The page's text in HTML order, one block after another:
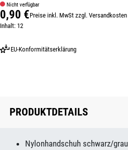
Nicht verfügbar
Regulärer Preis:
0,90 €Preise inkl. MwSt zzgl. Versandkosten
Inhalt: 12
EU-Konformitätserklärung
PRODUKTDETAILS
Nylonhandschuh schwarz/grau